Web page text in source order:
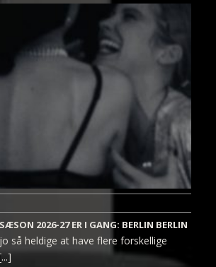
2026-27 ER I GANG: BERLIN BERLIN
så heldige at have flere forskellige